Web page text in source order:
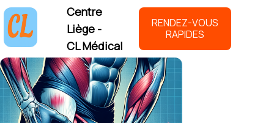
Centre
Liège -
CL Médical
RENDEZ-VOUS
RAPIDES